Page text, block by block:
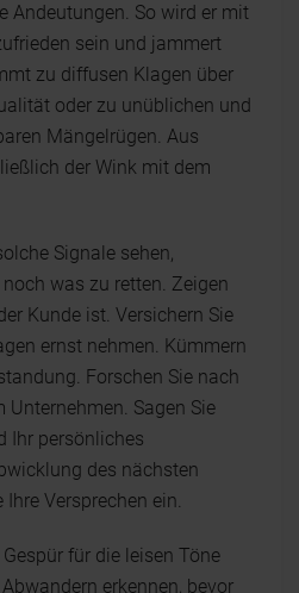
Andeutungen. So wird er mit
sein und jammert
zu diffusen Klagen über
oder zu unüblichen und
Mängelrügen. Aus
der Wink mit dem
Signale sehen,
was zu retten. Zeigen
Kunde ist. Versichern Sie
ernst nehmen. Kümmern
Forschen Sie nach
Unternehmen. Sagen Sie
Ihr persönliches
des nächsten
Versprechen ein.
für die leisen Töne
erkennen, bevor